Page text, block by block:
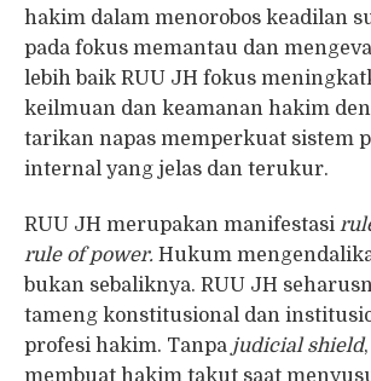
hakim dalam menorobos keadilan
pada fokus memantau dan
lebih baik RUU JH fokus
keilmuan dan keamanan hakim
tarikan napas memperkuat sistem
internal yang jelas dan terukur.
RUU JH merupakan manifestasi
rule of power. Hukum
bukan sebaliknya. RUU JH
tameng konstitusional dan
profesi hakim. Tanpa judicial shield
membuat hakim takut saat